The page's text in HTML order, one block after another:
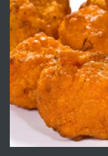
ПРЕДЛАГА
ПРЕДЛАГА